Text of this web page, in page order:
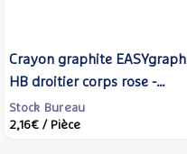
Crayon graphite EASYgraph
HB droitier corps rose -
STABILO
Stock Bureau
2,16€ / Pièce